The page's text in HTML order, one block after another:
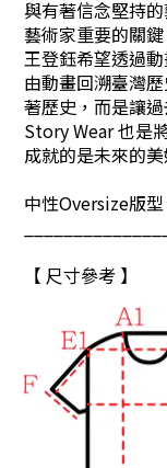
與有著信念堅持
藝術家重要的關鍵
王登鈺希望透過
由動畫回溯臺灣
著歷史 ， 而是讓
Story Wear 也是
成就的是未來的
中性Oversize版型
【 尺寸參考 】